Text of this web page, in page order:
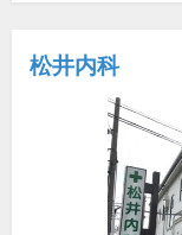
松井内科